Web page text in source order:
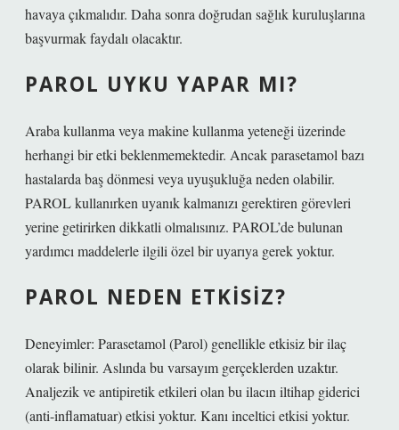
havaya çıkmalıdır. Daha sonra doğrudan sağlık kuruluşlarına
başvurmak faydalı olacaktır.
PAROL UYKU YAPAR MI?
Araba kullanma veya makine kullanma yeteneği üzerinde
herhangi bir etki beklenmemektedir. Ancak parasetamol bazı
hastalarda baş dönmesi veya uyuşukluğa neden olabilir.
PAROL kullanırken uyanık kalmanızı gerektiren görevleri
yerine getirirken dikkatli olmalısınız. PAROL’de bulunan
yardımcı maddelerle ilgili özel bir uyarıya gerek yoktur.
PAROL NEDEN ETKISIZ?
Deneyimler: Parasetamol (Parol) genellikle etkisiz bir ilaç
olarak bilinir. Aslında bu varsayım gerçeklerden uzaktır.
Analjezik ve antipiretik etkileri olan bu ilacın iltihap giderici
(anti-inflamatuar) etkisi yoktur. Kanı inceltici etkisi yoktur.